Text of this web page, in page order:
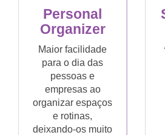
Personal
Organizer
Maior facilidade
para o dia das
pessoas e
empresas ao
organizar espaços
e rotinas,
deixando-os muito